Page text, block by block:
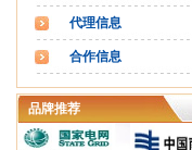
代理信息
合作信息
品牌推荐